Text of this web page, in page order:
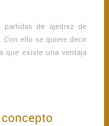
de ajedrez de
. Con ello se quiere decir
que existe una ventaja